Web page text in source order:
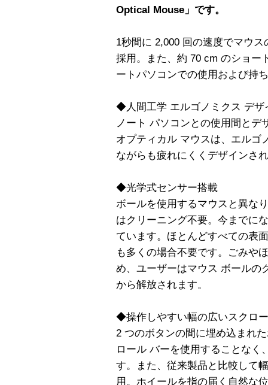
Optical Mouse」です。
1秒間に 2,000 回の速度でマウ
採用。また、約 70 cm のショー
ートパソコンでの使用および持
◆人間工学 エルゴノミクス デザ
ノート パソコンとの使用間と
オプティカル マウスは、エルゴ
ながらも疲れにくくデザインさ
◆光学式センサー搭載
ボールを使用するマウスと異な
はクリーニング不要。今までに
ています。ほとんどすべての表
も多くの場合不要です。ごみや
め、ユーザーはマウス ボールの
から解放されます。
◆操作しやすい幅の広いスクロ
2 つのボタンの間に埋め込まれ
ロール バーを使用することなく
す。また、従来製品と比較して
用。ホイールを指の届く自然な